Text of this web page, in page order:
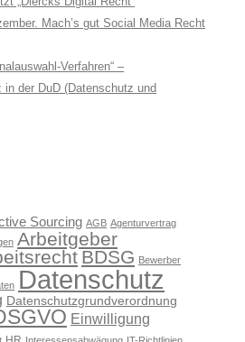
Mach’s gut Social Media Recht
Verfahren“ –
der DuD (Datenschutz und
Sourcing AGB Agenturvertrag
Arbeitgeber
BDSG Bewerber
Datenschutz
Datenschutzgrundverordnung
Einwilligung